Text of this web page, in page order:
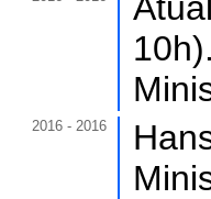
10h).
2016 - 2016